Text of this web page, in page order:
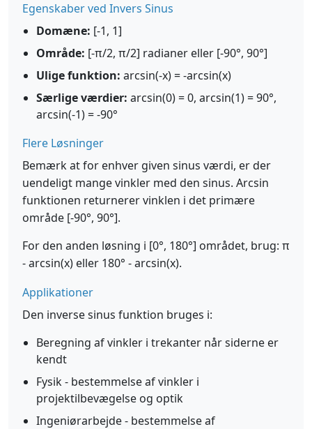
Egenskaber ved Invers Sinus
Domæne: [-1, 1]
Område: [-π/2, π/2] radianer eller [-90°, 90°]
Ulige funktion: arcsin(-x) = -arcsin(x)
Særlige værdier: arcsin(0) = 0, arcsin(1) = 90°,
arcsin(-1) = -90°
Flere Løsninger
Bemærk at for enhver given sinus værdi, er der
uendeligt mange vinkler med den sinus. Arcsin
funktionen returnerer vinklen i det primære
område [-90°, 90°].
For den anden løsning i [0°, 180°] området, brug: π
- arcsin(x) eller 180° - arcsin(x).
Applikationer
Den inverse sinus funktion bruges i:
Beregning af vinkler i trekanter når siderne er
kendt
Fysik - bestemmelse af vinkler i
projektilbevægelse og optik
Ingeniørarbejde - bestemmelse af